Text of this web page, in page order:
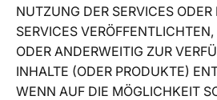
NUTZUNG DER SERVICES ODER
SERVICES
ODER ANDERWEITIG ZUR
INHALTE (ODER PRODUKTE)
WENN AUF DIE MÖGLICHKEIT